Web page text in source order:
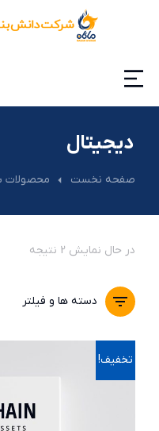
دیجیتال
مکان شما:
صفحه نخست محصولات
در حال نمایش 2 نتیجه
دسته ها و فیلتر
تخفیف!